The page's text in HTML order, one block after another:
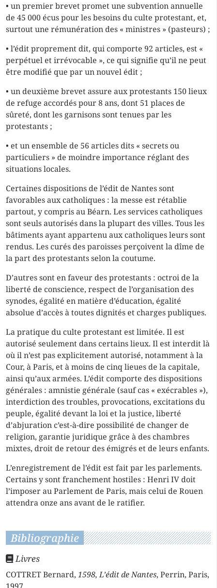
• un premier brevet promet une subvention annuelle
de 45 000 écus pour les besoins du culte protestant, et,
surtout une rémunération des « ministres » (pasteurs) ;
• l’édit proprement dit, qui comporte 92 articles, est «
perpétuel et irrévocable », ce qui signifie qu’il ne peut
être modifié que par un nouvel édit ;
• un deuxième brevet assure aux protestants 150 lieux
de refuge accordés pour 8 ans, dont 51 places de
sûreté, dont les garnisons sont tenues par les
protestants ;
• et un ensemble de 56 articles dits « secrets ou
particuliers » de moindre importance réglant des
situations locales.
Certaines dispositions de l’édit de Nantes sont
favorables aux catholiques : la messe est rétablie
partout, y compris au Béarn. Les services catholiques
sont seuls autorisés dans la plupart des villes. Tous les
bâtiments ayant appartenu aux catholiques leurs sont
rendus. Les curés des paroisses perçoivent la dîme de
la part des protestants selon la coutume.
D’autres sont en faveur des protestants : octroi de la
liberté de conscience, respect de l’organisation des
synodes, égalité en matière d’éducation, égalité
absolue d’accès à toutes dignités et charges publiques.
La pratique du culte protestant est limitée. Il est
autorisé seulement dans certains lieux. Il est interdit là
où il n’est pas explicitement autorisé, notamment à la
Cour, à Paris, et à moins de cinq lieues de la capitale,
ainsi qu’aux armées. L’édit comporte des dispositions
générales : amnistie générale (sauf cas « exécrables »),
interdiction des troubles, provocations, excitations du
peuple, égalité devant la loi et la justice, liberté
d’abjuration c’est-à-dire possibilité de changer de
religion, garantie juridique grâce à des chambres
mixtes, droit de retour des émigrés et de leurs enfants.
L’enregistrement de l’édit est fait par les parlements.
Certains y sont franchement hostiles : Henri IV doit
l’imposer au Parlement de Paris, mais celui de Rouen
attendra onze ans avant de le ratifier.
Bibliographie
Livres
COTTRET Bernard, 1598, L’édit de Nantes, Perrin, Paris,